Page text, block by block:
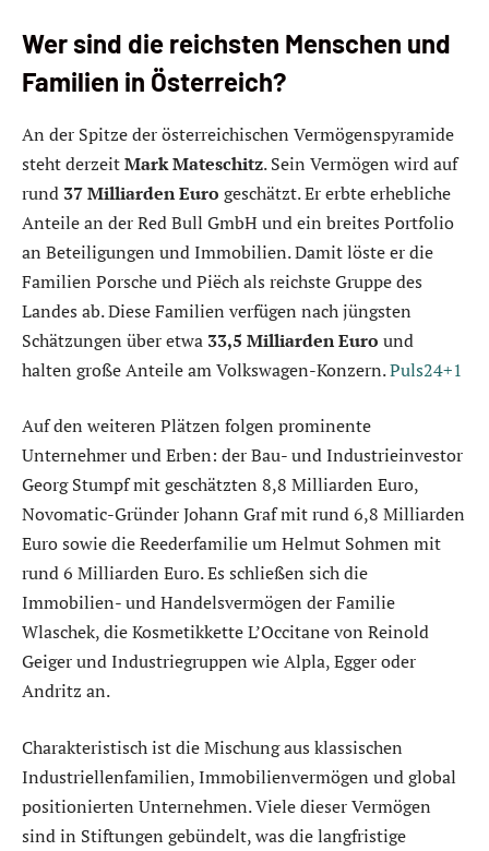
Wer sind die reichsten Menschen und
Familien in Österreich?
An der Spitze der österreichischen Vermögenspyramide
steht derzeitMark Mateschitz. Sein Vermögen wird auf
rund 37 Milliarden Euro geschätzt. Er erbte erhebliche
Anteile an der Red Bull GmbH und ein breites Portfolio
an Beteiligungen und Immobilien. Damit löste er die
Familien Porsche und Piëch als reichste Gruppe des
Landes ab. Diese Familien verfügen nach jüngsten
Schätzungen über etwa 33,5 Milliarden Euro und
halten große Anteile am Volkswagen-Konzern.Puls24+1
Auf den weiteren Plätzen folgen prominente
Unternehmer und Erben: der Bau- und Industrieinvestor
Georg Stumpf mit geschätzten 8,8 Milliarden Euro,
Novomatic-Gründer Johann Graf mit rund 6,8 Milliarden
Euro sowie die Reederfamilie um Helmut Sohmen mit
rund 6 Milliarden Euro. Es schließen sich die
Immobilien- und Handelsvermögen der Familie
Wlaschek, die Kosmetikkette L’Occitane von Reinold
Geiger und Industriegruppen wie Alpla, Egger oder
Andritz an.
Charakteristisch ist die Mischung aus klassischen
Industriellenfamilien, Immobilienvermögen und global
positionierten Unternehmen. Viele dieser Vermögen
sind in Stiftungen gebündelt, was die langfristige